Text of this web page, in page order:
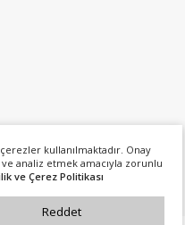
kullanılmaktadır. Onay
analiz etmek amacıyla zorunlu
ve Çerez Politikası
Reddet